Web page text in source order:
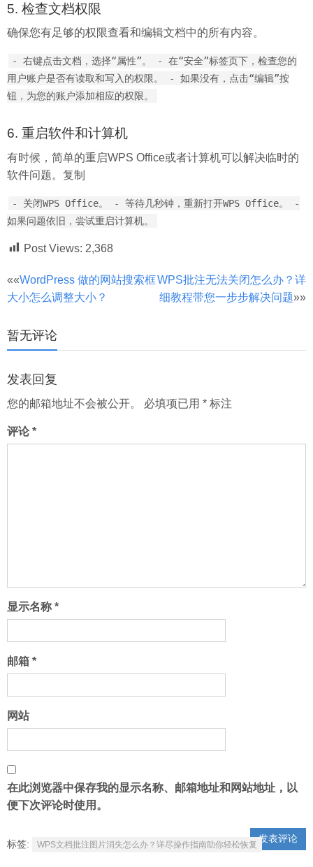
5. 检查文档权限
确保您有足够的权限查看和编辑文档中的所有内容。
- 右键点击文档，选择“属性”。 - 在“安全”标签页下，检查您的
用户账户是否有读取和写入的权限。 - 如果没有，点击“编辑”按
钮，为您的账户添加相应的权限。
6. 重启软件和计算机
有时候，简单的重启WPS Office或者计算机可以解决临时的
软件问题。复制
- 关闭WPS Office。 - 等待几秒钟，重新打开WPS Office。 -
如果问题依旧，尝试重启计算机。
Post Views: 2,368
标签: WPS文档批注图片消失怎么办？详尽操作指南助你轻松恢复
文
章
分
页
««WordPress 做的网站搜索框
大小怎么调整大小？
WPS批注无法关闭怎么办？详
细教程带您一步步解决问题»»
暂无评论
发表回复
您的邮箱地址不会被公开。 必填项已用 * 标注
评论*
显示名称 *
邮箱 *
网站
在此浏览器中保存我的显示名称、邮箱地址和网站地址，以
便下次评论时使用。